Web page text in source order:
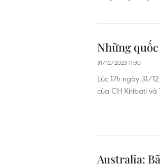
Những
31/12/2023 11:30
Lúc 17h ngày 31/
của CH Kiribati và
Australia: